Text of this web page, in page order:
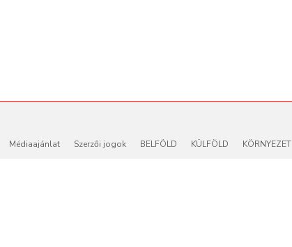
Médiaajánlat Szerzői jogok BELFÖLD KÜLFÖLD KÖRNYEZET